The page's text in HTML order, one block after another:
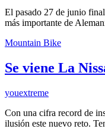
El pasado 27 de junio
más importante de
Mountain Bike
Se viene La
youextreme
Con una cifra record de
ilusión este nuevo reto.